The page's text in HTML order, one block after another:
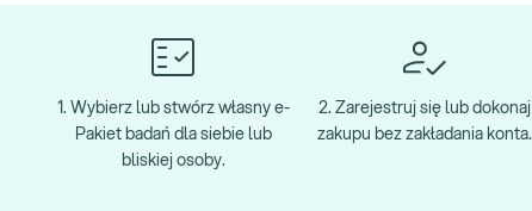
1. Wybierz lub stwórz własny e-
Pakiet badań dla siebie lub
bliskiej osoby.
2. Zarejestruj się lub dokonaj
zakupu bez zakładania konta.